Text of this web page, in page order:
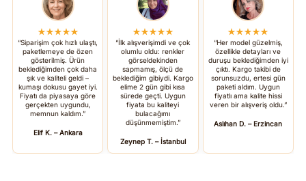
★★★★★
“Siparişim çok hızlı ulaştı,
paketlemeye de özen
gösterilmiş. Ürün
beklediğimden çok daha
şık ve kaliteli geldi –
kumaşı dokusu gayet iyi.
Fiyatı da piyasaya göre
gerçekten uygundu,
memnun kaldım.”
Elif K. – Ankara
★★★★★
“İlk alışverişimdi ve çok
olumlu oldu: renkler
görseldekinden
sapmamış, ölçü de
beklediğim gibiydi. Kargo
elime 2 gün gibi kısa
sürede geçti. Uygun
fiyata bu kaliteyi
bulacağımı
düşünmemiştim.”
Zeynep T. – İstanbul
★★★★★
“Her model güzelmiş,
özellikle detayları ve
duruşu beklediğimden iyi
çıktı. Kargo takibi de
sorunsuzdu, ertesi gün
paketi aldım. Uygun
fiyatlı ama kalite hissi
veren bir alışveriş oldu.”
Aslıhan D. – Erzincan